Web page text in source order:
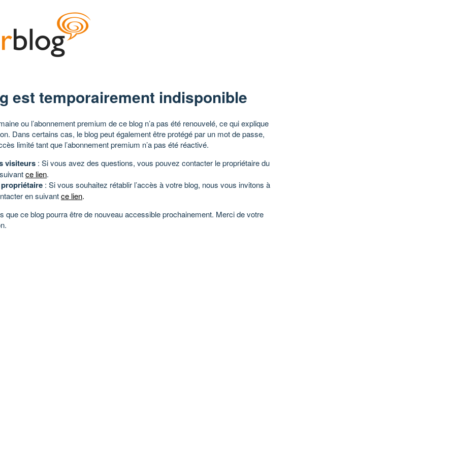
est temporairement indisponible
ou l’abonnement premium de ce blog n’a pas été renouvelé, ce qui explique
Dans certains cas, le blog peut également être protégé par un mot de passe,
limité tant que l’abonnement premium n’a pas été réactivé.
visiteurs : Si vous avez des questions, vous pouvez contacter le propriétaire du
ce lien.
: Si vous souhaitez rétablir l’accès à votre blog, nous vous invitons à
en suivantce lien.
que ce blog pourra être de nouveau accessible prochainement. Merci de votre